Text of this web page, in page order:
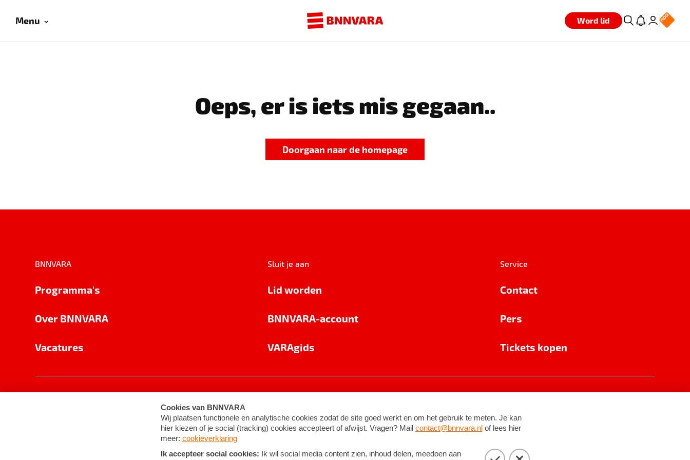
Menu Word lid
Oeps, er is iets mis gegaan..
Doorgaan naar de homepage
BNNVARA
Programma's
Over BNNVARA
Vacatures
Sluit je aan
Lid worden
BNNVARA-account
VARAgids
Service
Contact
Pers
Tickets kopen
Cookie-instellingen Algemene voorwaarden ©2026BNNVARA